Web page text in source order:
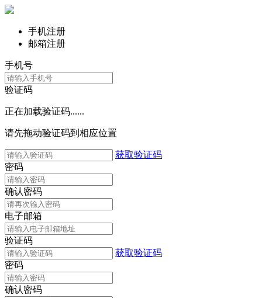
手机注册
邮箱注册
手机号
验证码
正在加载验证码......
请先拖动验证码到相应位置
获取验证码
密码
确认密码
电子邮箱
验证码
获取验证码
密码
确认密码